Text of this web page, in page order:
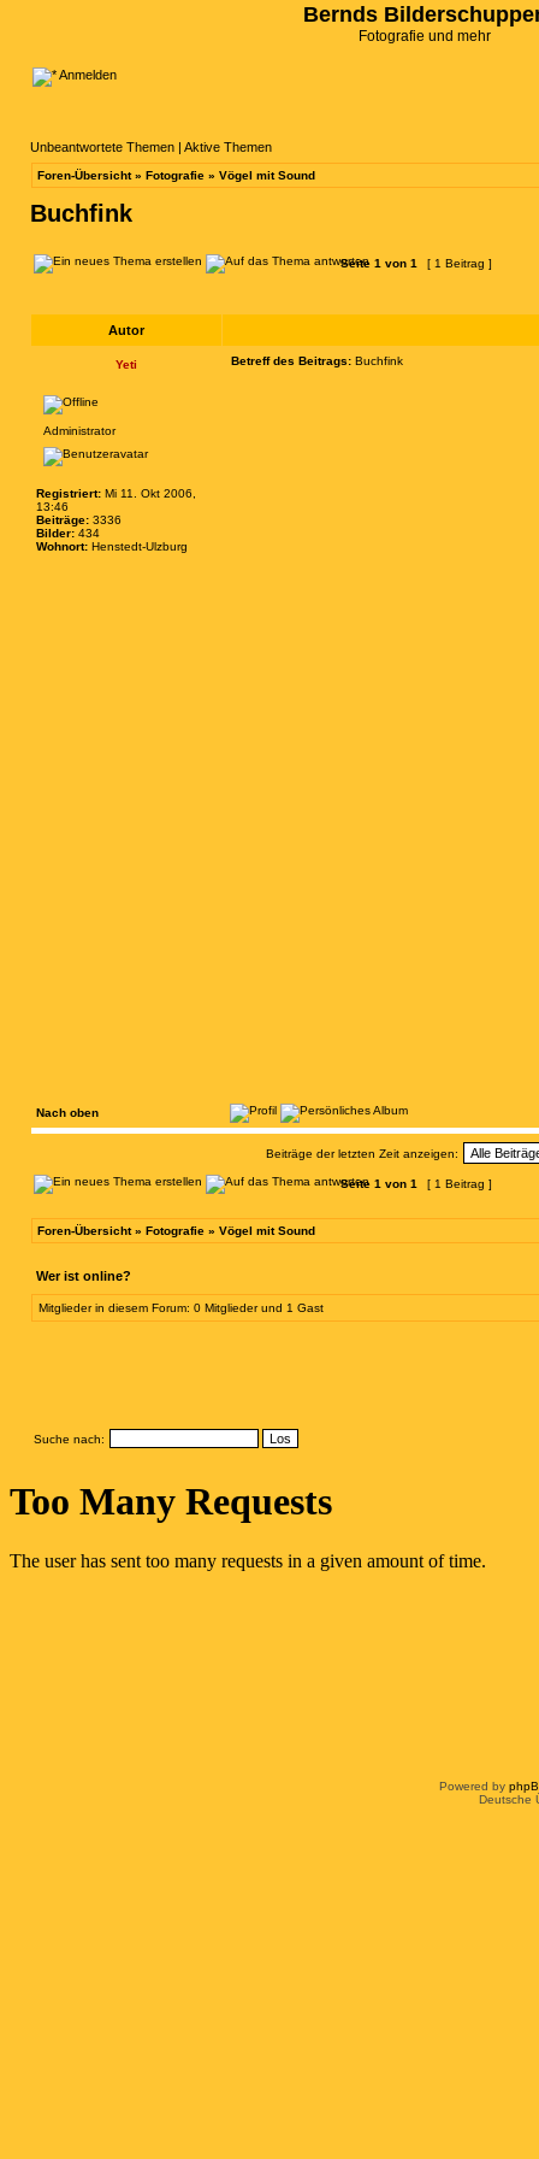
Bernds
Fotografie und mehr
Anmelden
Unbeantwortete Themen | Aktive Themen
Foren-Übersicht» Fotografie » Vögel mit Sound
Buchfink
Seite 1 von 1 [ 1 Beitrag ]
Autor
Yeti Betreff des Beitrags: Buchfink
Administrator
Registriert: Mi 11. Okt 2006,
13:46
Beiträge: 3336
Bilder: 434
Wohnort: Henstedt-Ulzburg
Nach oben
Beiträge der letzten Zeit anzeigen:
Seite 1 von 1 [ 1 Beitrag ]
Foren-Übersicht» Fotografie » Vögel mit Sound
Wer ist online?
Mitglieder in diesem Forum: 0 Mitglieder und 1 Gast
Suche nach:
Powered by
Deutsche